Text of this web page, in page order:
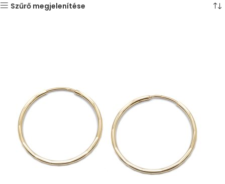
Szűrő megjelenítése